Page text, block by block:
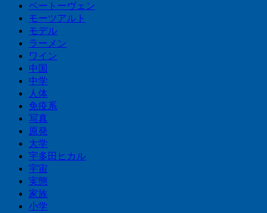
ベートーヴェン
モーツアルト
モデル
ラーメン
ワイン
中国
中学
人体
免疫系
写真
原発
大学
宇多田ヒカル
宇宙
実態
家族
小学